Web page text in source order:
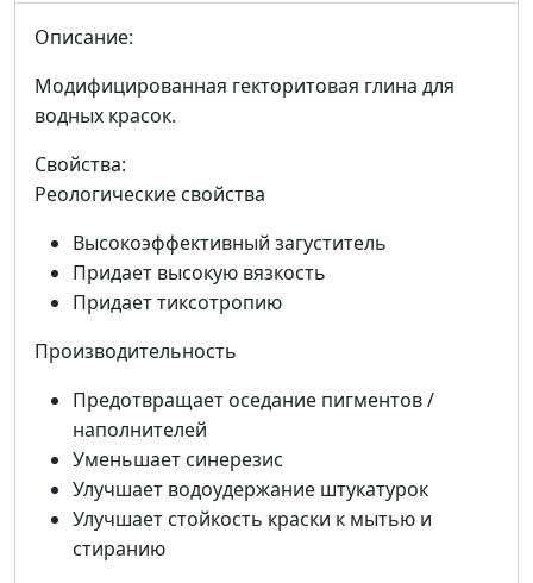
Описание:
Модифицированная гекторитовая глина для
водных красок.
Свойства:
Реологические свойства
Высокоэффективный загуститель
Придает высокую вязкость
Придает тиксотропию
Производительность
Предотвращает оседание пигментов /
наполнителей
Уменьшает синерезис
Улучшает водоудержание штукатурок
Улучшает стойкость краски к мытью и
стиранию